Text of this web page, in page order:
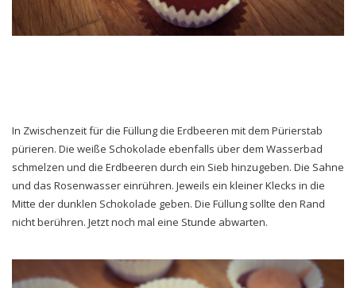
In Zwischenzeit für die Füllung die Erdbeeren mit dem Pürierstab
pürieren. Die weiße Schokolade ebenfalls über dem Wasserbad
schmelzen und die Erdbeeren durch ein Sieb hinzugeben. Die Sahne
und das Rosenwasser einrühren. Jeweils ein kleiner Klecks in die
Mitte der dunklen Schokolade geben. Die Füllung sollte den Rand
nicht berühren. Jetzt noch mal eine Stunde abwarten.